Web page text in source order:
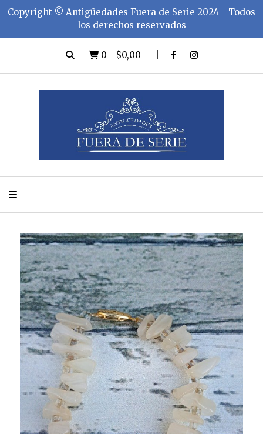
Copyright ©️ Antigüedades Fuera de Serie 2024 - Todos
los derechos reservados
0 - $0,00